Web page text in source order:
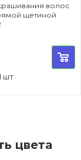
волос
щетиной
шт
цвета